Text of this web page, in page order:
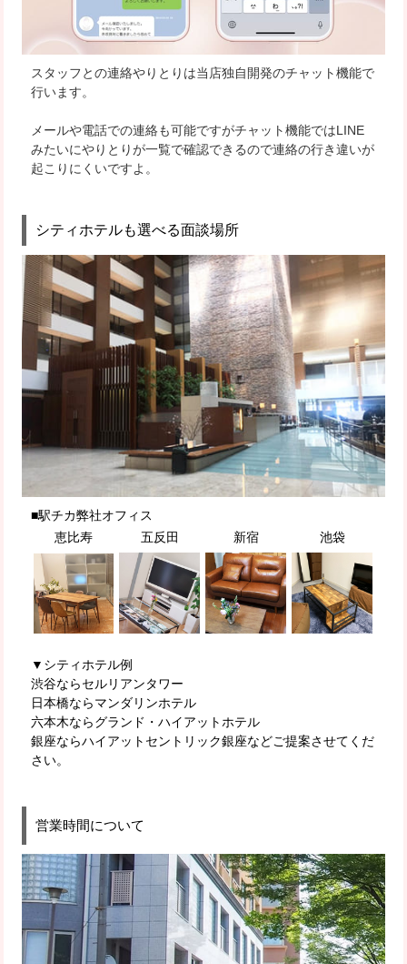
スタッフとの連絡やりとりは当店独自開発のチャット機能で
行います。
メールや電話での連絡も可能ですがチャット機能ではLINE
みたいにやりとりが一覧で確認できるので連絡の行き違いが
起こりにくいですよ。
シティホテルも選べる面談場所
■駅チカ弊社オフィス
恵比寿
五反田 新宿 池袋
▼シティホテル例
渋谷ならセルリアンタワー
日本橋ならマンダリンホテル
六本木ならグランド・ハイアットホテル
銀座ならハイアットセントリック銀座などご提案させてくだ
さい。
営業時間について